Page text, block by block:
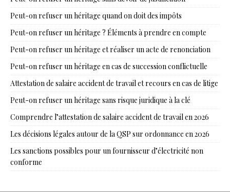
Peut-on refuser un héritage quand on doit des impôts
Peut-on refuser un héritage ? Éléments à prendre en compte
Peut-on refuser un héritage et réaliser un acte de renonciation
Peut-on refuser un héritage en cas de succession conflictuelle
Attestation de salaire accident de travail et recours en cas de litige
Peut-on refuser un héritage sans risque juridique à la clé
Comprendre l’attestation de salaire accident de travail en 2026
Les décisions légales autour de la QSP sur ordonnance en 2026
Les sanctions possibles pour un fournisseur d’électricité non
conforme